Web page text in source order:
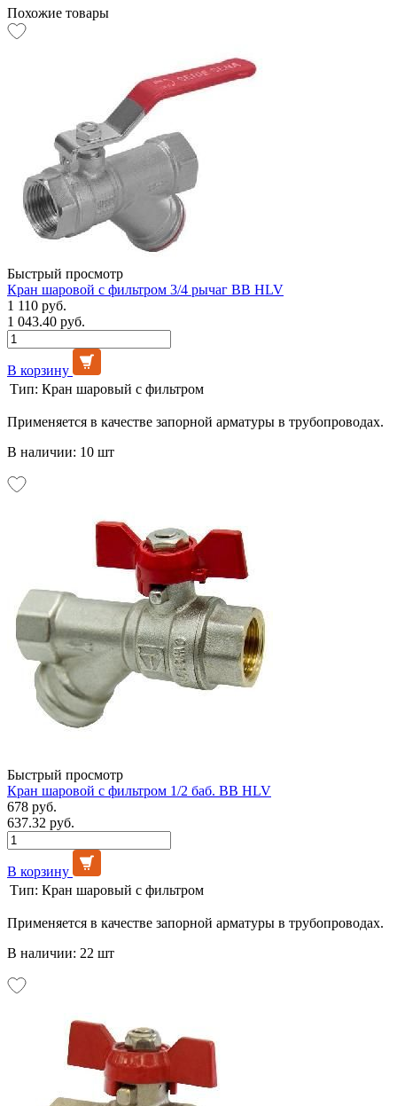
Похожие товары
Быстрый просмотр
Кран шаровой с фильтром 3/4 рычаг ВВ HLV
1 110 руб.
1 043.40 руб.
В корзину
Тип: Кран шаровый с фильтром
Применяется в качестве запорной арматуры в трубопроводах.
В наличии: 10 шт
Быстрый просмотр
Кран шаровой с фильтром 1/2 баб. ВВ HLV
678 руб.
637.32 руб.
В корзину
Тип: Кран шаровый с фильтром
Применяется в качестве запорной арматуры в трубопроводах.
В наличии: 22 шт